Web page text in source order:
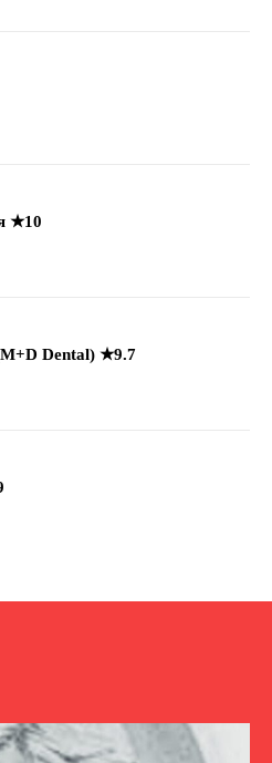
★10
Dental) ★9.7